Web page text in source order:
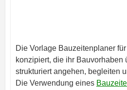
Die Vorlage Bauzeitenplaner
konzipiert, die ihr Bauvorhaben
strukturiert angehen, begleiten
Die Verwendung eines